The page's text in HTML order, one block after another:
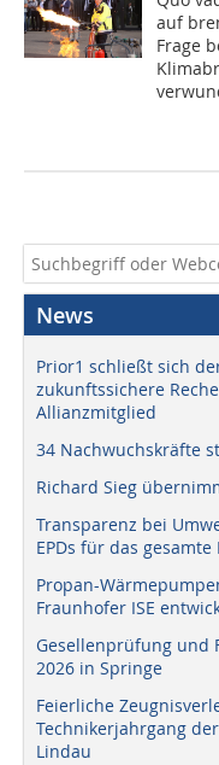
auf
Frage
News
Prior1 schließt sich
zukunftssichere
Allianzmitglied
34 Nachwuchskräfte
Richard Sieg
Transparenz bei
EPDs für das
Propan-
Fraunhofer ISE
Gesellenprüfung und
2026 in Springe
Feierliche
Technikerjahrgang
Lindau